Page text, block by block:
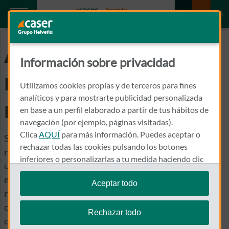
Artículos
relacionados con
nuestros seguros
Sabemos que elegir el mejor seguro para ti y los tuyos
no siempre es tarea fácil. Por ello, aquí te presentamos
un completo listado de artículos donde encontrarás los
mejores tips, consejos, información útil y últimas
novedades relacionadas con nuestros seguros. ¿El
objetivo? Guiarte hacia la mejor elección posible y
convertir lo que en ocasiones parece “letra pequeña” en
Información sobre privacidad
Utilizamos cookies propias y de terceros para fines
analíticos y para mostrarte publicidad personalizada
en base a un perfil elaborado a partir de tus hábitos de
navegación (por ejemplo, páginas visitadas).
Clica AQUÍ para más información. Puedes aceptar o
rechazar todas las cookies pulsando los botones
inferiores o personalizarlas a tu medida haciendo clic
en"configurar cookies".
Te recordamos que puedes modificar tus ajustes de
cookies en cualquier momento en la sección
Aceptar todo
Rechazar todo